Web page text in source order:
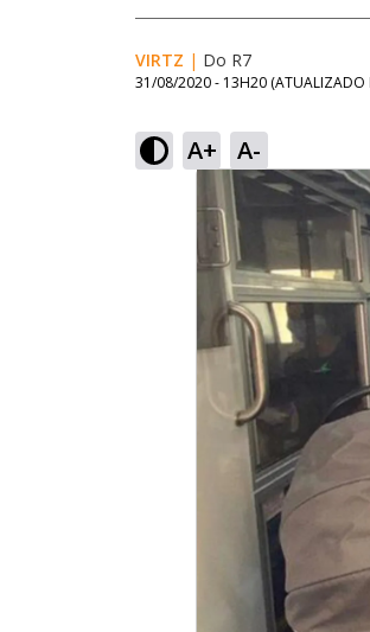
VIRTZ | Do R7
31/08/2020 - 13H20 (ATUALIZADO
A+ A-